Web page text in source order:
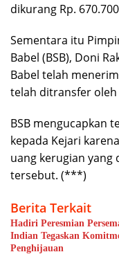
dikurang Rp.
Sementara itu
Babel (BSB), Doni
Babel telah
telah ditransfer oleh
BSB mengucapkan
kepada Kejari
uang kerugian
tersebut. (***)
Berita Terkait
Hadiri Peresmian
Indian Tegaskan
Penghijauan